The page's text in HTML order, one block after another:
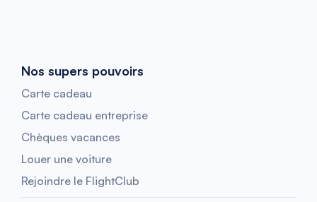
Nos supers pouvoirs
Carte cadeau
Carte cadeau entreprise
Chèques vacances
Louer une voiture
Rejoindre le FlightClub